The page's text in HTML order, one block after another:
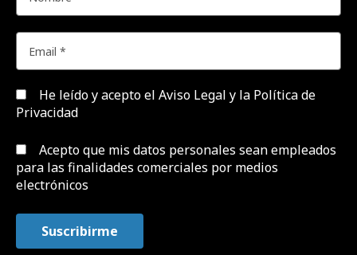
He leído y acepto el Aviso Legal y la Política de
Privacidad
Acepto que mis datos personales sean empleados
para las finalidades comerciales por medios
electrónicos